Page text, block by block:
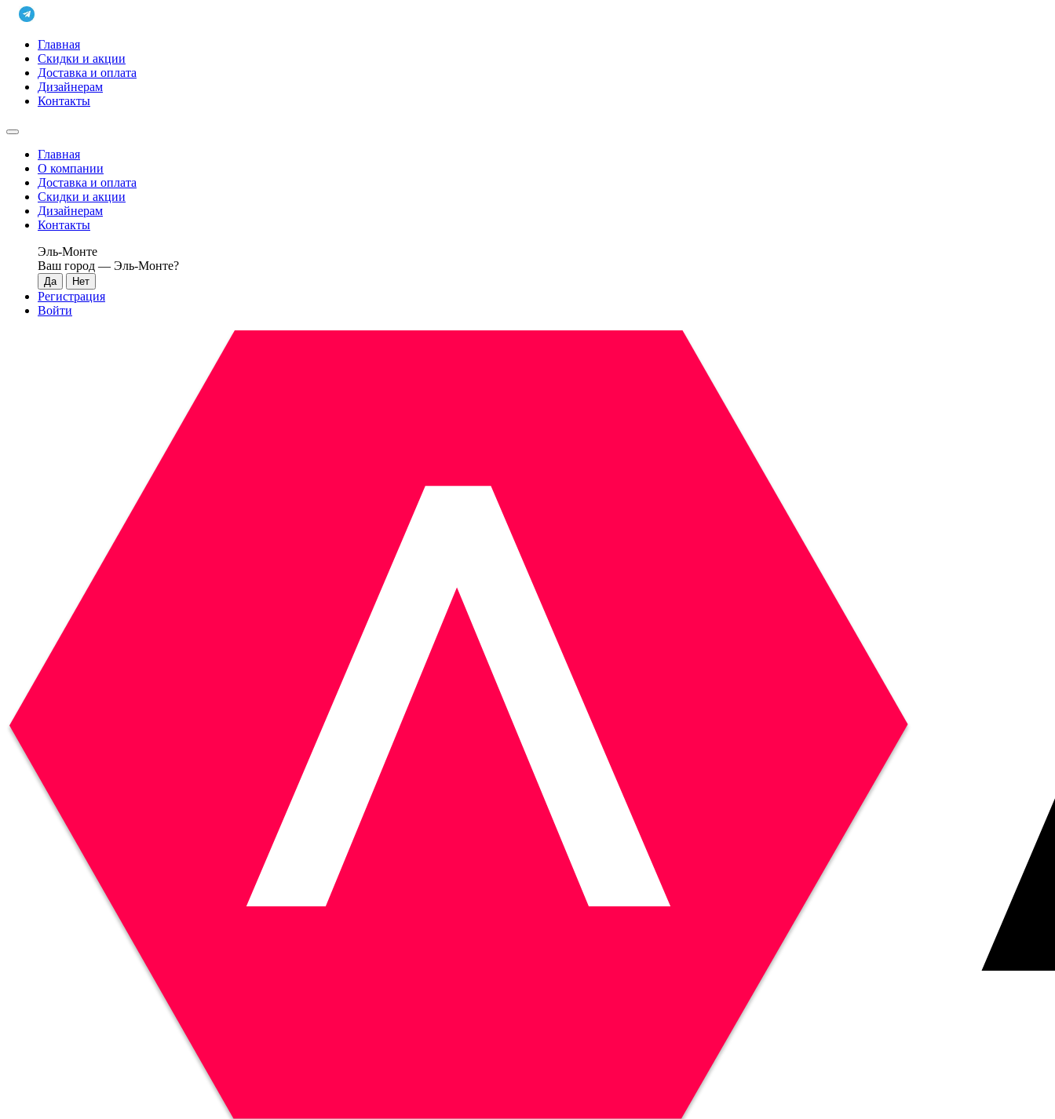
Главная
Скидки и акции
Доставка и оплата
Дизайнерам
Контакты
Главная
О компании
Доставка и оплата
Скидки и акции
Дизайнерам
Контакты
Эль-Монте
Ваш город — Эль-Монте?
Регистрация
Войти